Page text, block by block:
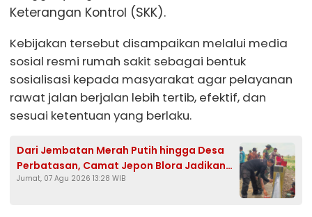
Keterangan Kontrol (SKK).
Kebijakan tersebut disampaikan melalui media
sosial resmi rumah sakit sebagai bentuk
sosialisasi kepada masyarakat agar pelayanan
rawat jalan berjalan lebih tertib, efektif, dan
sesuai ketentuan yang berlaku.
Dari Jembatan Merah Putih hingga Desa
Perbatasan, Camat Jepon Blora Jadikan
HUT Ke-81 RI Momentum Gotong Royong
Jumat, 07 Agu 2026 13:28 WIB